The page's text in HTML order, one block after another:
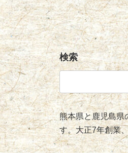
検索
検
索:
熊本県と鹿児島県
す。大正7年創業